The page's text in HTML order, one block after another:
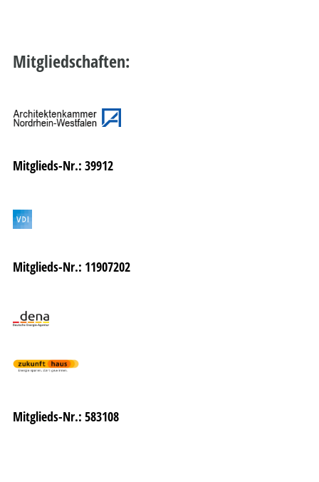
Mitgliedschaften:
Mitglieds-Nr.: 39912
Mitglieds-Nr.: 11907202
Mitglieds-Nr.: 583108